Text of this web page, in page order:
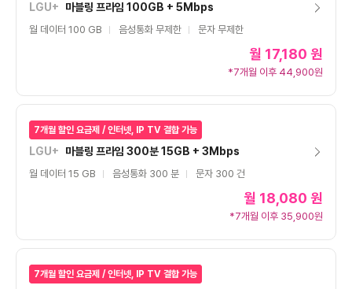
LGU+ 마블링 프라임 100GB + 5Mbps
월 데이터 100 GB 음성통화 무제한 문자 무제한
월 17,180 원
*7개월 이후 44,900원
7개월 할인 요금제 / 인터넷, IP TV 결합 가능
LGU+ 마블링 프라임 300분 15GB + 3Mbps
월 데이터 15 GB 음성통화 300 분 문자 300 건
월 18,080 원
*7개월 이후 35,900원
7개월 할인 요금제 / 인터넷, IP TV 결합 가능